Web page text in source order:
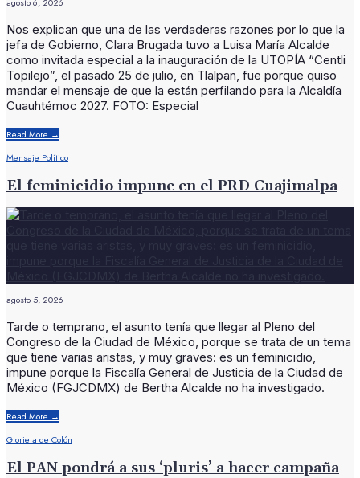
Nos explican que una de las verdaderas razones por lo que la
jefa de Gobierno, Clara Brugada tuvo a Luisa María Alcalde
como invitada especial a la inauguración de la UTOPÍA “Centli
Topilejo”, el pasado 25 de julio, en Tlalpan, fue porque quiso
mandar el mensaje de que la están perfilando para la Alcaldía
Cuauhtémoc 2027. FOTO: Especial
Read More →
Mensaje Político
El feminicidio impune en el PRD Cuajimalpa
agosto 5, 2026
Tarde o temprano, el asunto tenía que llegar al Pleno del
Congreso de la Ciudad de México, porque se trata de un tema
que tiene varias aristas, y muy graves: es un feminicidio,
impune porque la Fiscalía General de Justicia de la Ciudad de
México (FGJCDMX) de Bertha Alcalde no ha investigado.
Read More →
Glorieta de Colón
El PAN pondrá a sus ‘pluris’ a hacer campaña